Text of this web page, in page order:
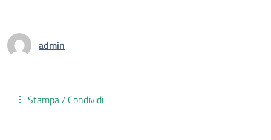
admin
Stampa / Condividi